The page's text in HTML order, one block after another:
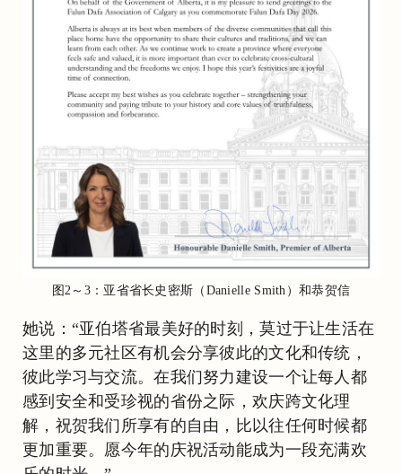
图2～3：亚省省长史密斯（Danielle Smith）和恭贺信
她说：“亚伯塔省最美好的时刻，莫过于让生活在
这里的多元社区有机会分享彼此的文化和传统，
彼此学习与交流。在我们努力建设一个让每人都
感到安全和受珍视的省份之际，欢庆跨文化理
解，祝贺我们所享有的自由，比以往任何时候都
更加重要。愿今年的庆祝活动能成为一段充满欢